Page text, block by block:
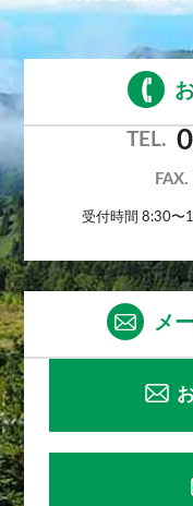
TEL.
FAX.
受付時間 8:30〜
メ